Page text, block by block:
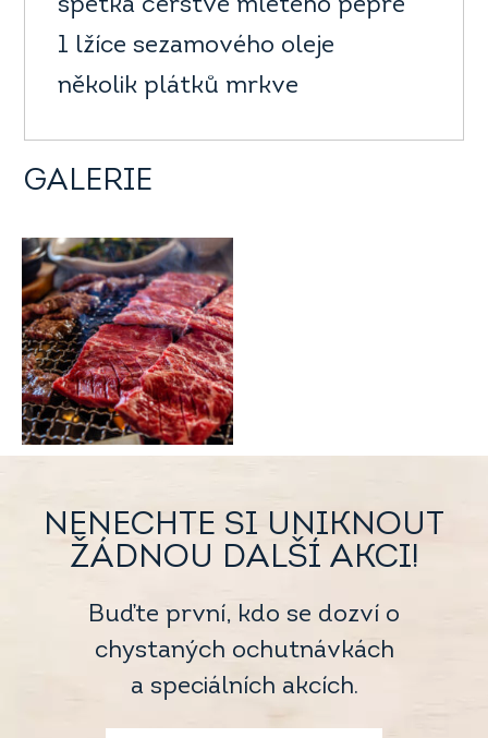
špetka čerstvě mletého pepře
1 lžíce sezamového oleje
několik plátků mrkve
GALERIE
NENECHTE SI UNIKNOUT
ŽÁDNOU DALŠÍ AKCI!
Buďte první, kdo se dozví o
chystaných ochutnávkách
a speciálních akcích.